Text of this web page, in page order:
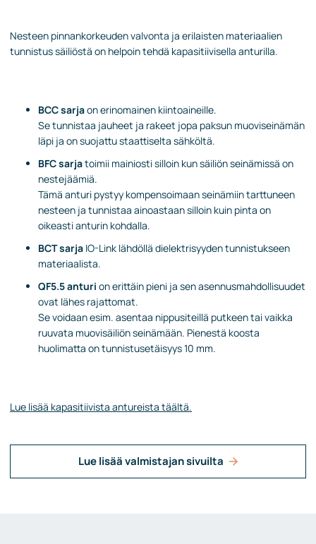
Nesteen pinnankorkeuden valvonta ja erilaisten materiaalien
tunnistus säiliöstä on helpoin tehdä kapasitiivisella anturilla.
BCC sarjaon erinomainen kiintoaineille.
Se tunnistaa jauheet ja rakeet jopa paksun muoviseinämän
läpi ja on suojattu staattiselta sähköltä.
BFC sarjatoimii mainiosti silloin kun säiliön seinämissä on
nestejäämiä.
Tämä anturi pystyy kompensoimaan seinämiin tarttuneen
nesteen ja tunnistaa ainoastaan silloin kuin pinta on
oikeasti anturin kohdalla.
BCT sarja IO-Link lähdöllä dielektrisyyden tunnistukseen
materiaalista.
QF5.5 anturi on erittäin pieni ja sen asennusmahdollisuudet
ovat lähes rajattomat.
Se voidaan esim. asentaa nippusiteillä putkeen tai vaikka
ruuvata muovisäiliön seinämään. Pienestä koosta
huolimatta on tunnistusetäisyys 10 mm.
Lue lisää kapasitiivista antureista täältä.
Lue lisää valmistajan sivuilta